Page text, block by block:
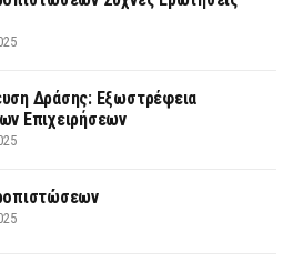
Δράσης: Εξωστρέφεια
Επιχειρήσεων